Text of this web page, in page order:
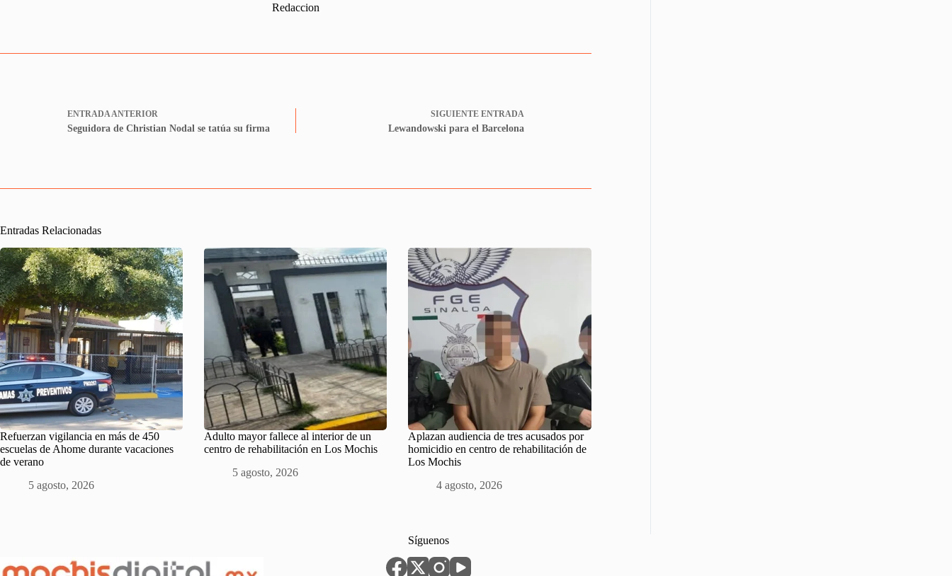
Redaccion
ENTRADAANTERIOR
Seguidora de Christian Nodal se tatúa su firma
SIGUIENTE ENTRADA
Lewandowski para el Barcelona
Entradas Relacionadas
Refuerzan vigilancia en más de 450
escuelas de Ahome durante vacaciones
de verano
5 agosto, 2026
Adulto mayor fallece al interior de un
centro de rehabilitación en Los Mochis
5 agosto, 2026
Aplazan audiencia de tres acusados por
homicidio en centro de rehabilitación de
Los Mochis
4 agosto, 2026
Síguenos